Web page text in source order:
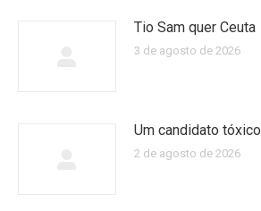
Tio Sam quer Ceuta
3 de agosto de 2026
Um candidato tóxico
2 de agosto de 2026